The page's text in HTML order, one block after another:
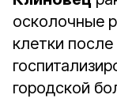
осколочные
клетки
городской